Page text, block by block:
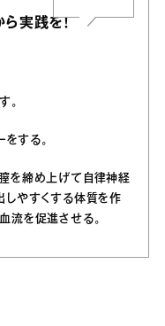
実践を！
。
をする。
を締め上げて自律神経
しやすくする体質を作
流を促進させる。